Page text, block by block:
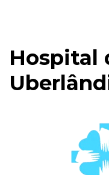
Hospital